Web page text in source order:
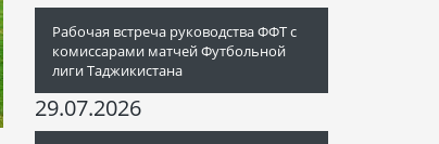
Рабочая встреча руководства ФФТ с
комиссарами матчей Футбольной
лиги Таджикистана
29.07.2026